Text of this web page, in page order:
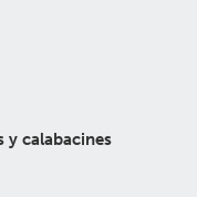
y calabacines